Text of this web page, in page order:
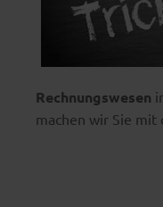
Rechnungswesen
machen wir Sie mit